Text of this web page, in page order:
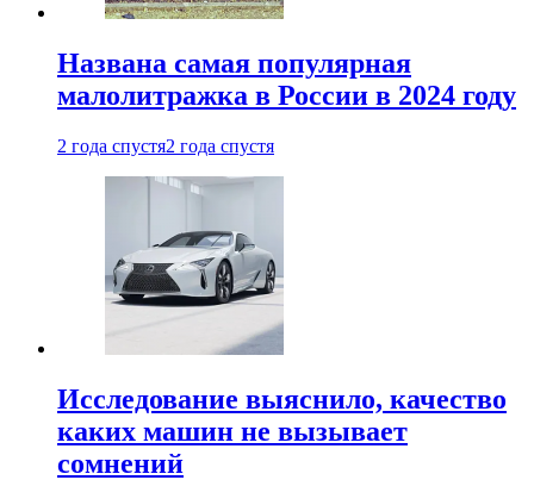
Названа самая популярная
малолитражка в России в 2024 году
2 года спустя2 года спустя
Исследование выяснило, качество
каких машин не вызывает
сомнений